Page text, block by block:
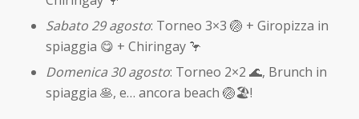
Sabato 29 agosto: Torneo 3×3 🏐 + Giropizza in
spiaggia 😋 + Chiringay 🦩
Domenica 30 agosto: Torneo 2×2 🌊, Brunch in
spiaggia 🥞, e… ancora beach 🏐🏖!